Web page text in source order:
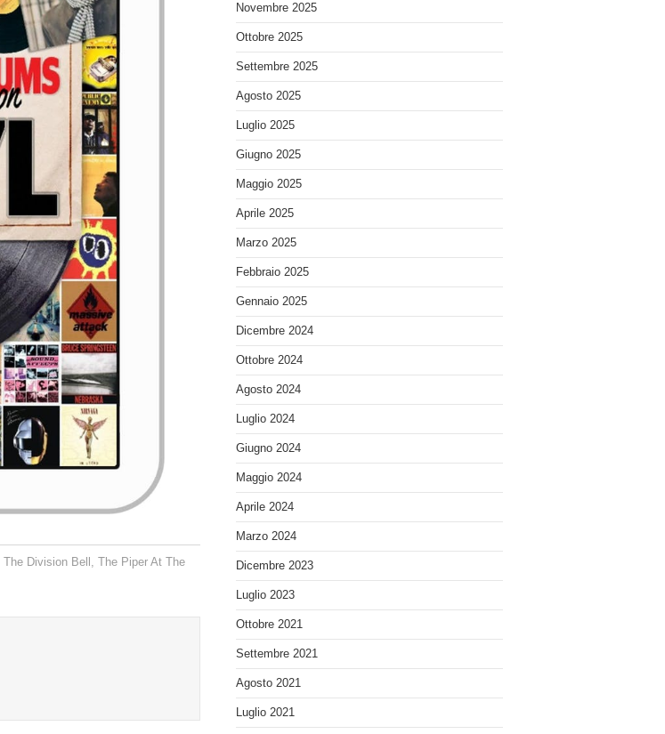
The Division Bell ,
The Piper At The
Novembre 2025
Ottobre 2025
Settembre 2025
Agosto 2025
Luglio 2025
Giugno 2025
Maggio 2025
Aprile 2025
Marzo 2025
Febbraio 2025
Gennaio 2025
Dicembre 2024
Ottobre 2024
Agosto 2024
Luglio 2024
Giugno 2024
Maggio 2024
Aprile 2024
Marzo 2024
Dicembre 2023
Luglio 2023
Ottobre 2021
Settembre 2021
Agosto 2021
Luglio 2021